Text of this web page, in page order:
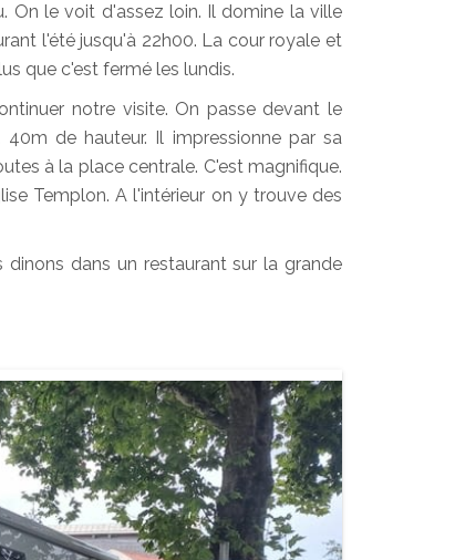
On le voit d'assez loin. Il domine la ville
l'été jusqu'à 22h00. La cour royale et
que c'est fermé les lundis.
notre visite. On passe devant le
de hauteur. Il impressionne par sa
à la place centrale. C'est magnifique.
Templon. A l'intérieur on y trouve des
dans un restaurant sur la grande